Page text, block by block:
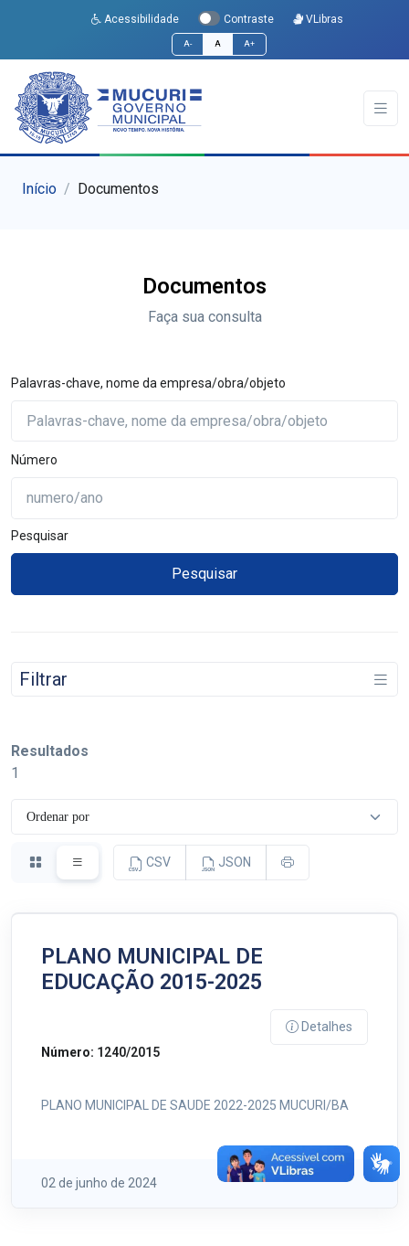
Acessibilidade Contraste VLibras
A- A A+
Início Documentos
Documentos
Faça sua consulta
Palavras-chave, nome da empresa/obra/objeto
Número
Pesquisar
Filtrar
Resultados
1
CSV JSON
PLANO MUNICIPAL DE
EDUCAÇÃO 2015-2025
Detalhes
Número: 1240/2015
PLANO MUNICIPAL DE SAUDE 2022-2025 MUCURI/BA
02 de junho de 2024